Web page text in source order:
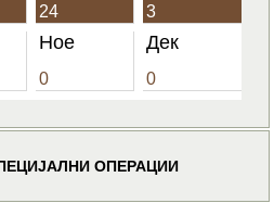
24 3
Ное
0
Дек
0
ОПЕРАЦИИ